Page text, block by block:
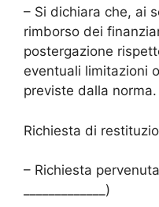
– Si dichiara che, ai
rimborso dei
postergazione
eventuali limitazioni
previste dalla norma.
Richiesta di
– Richiesta pervenuta
_____________)